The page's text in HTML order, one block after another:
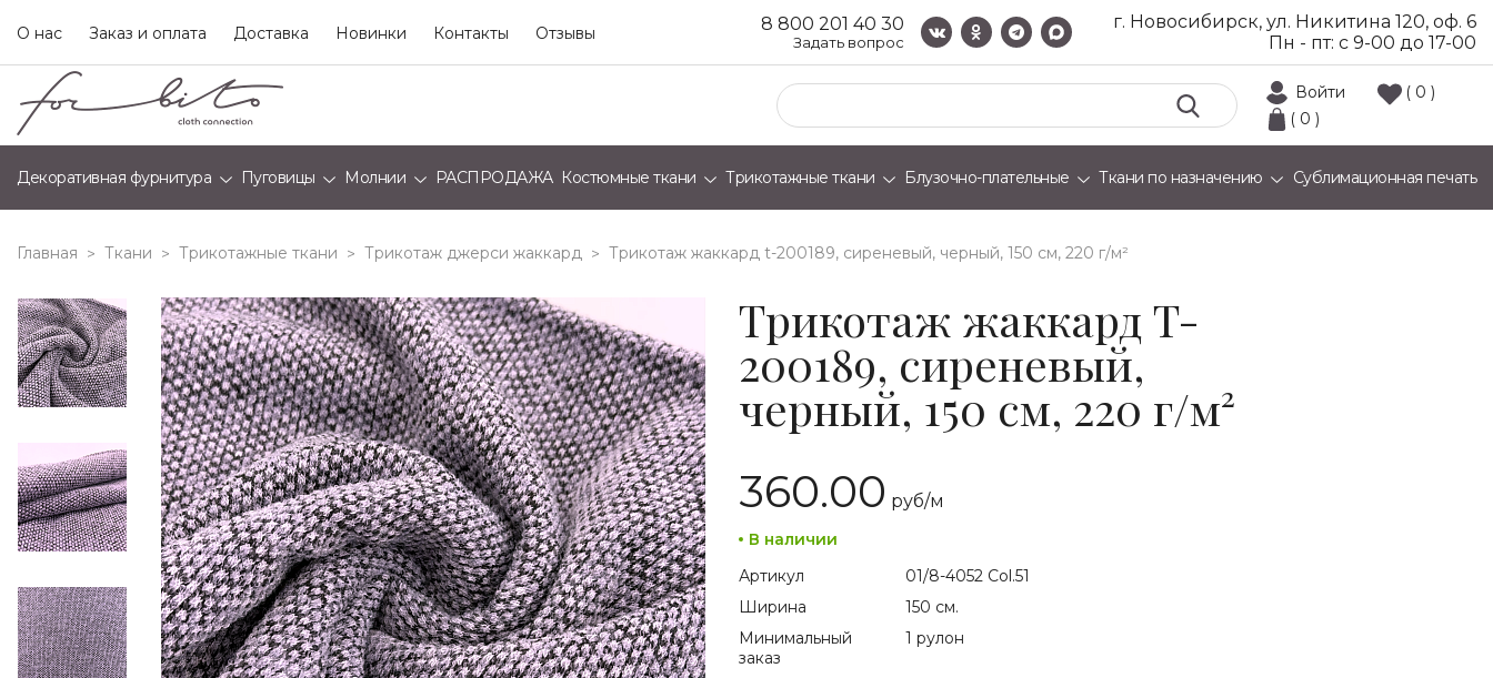
О нас Заказ и оплата Доставка Новинки Контакты Отзывы 8 800 201 40 30
Задать вопрос
г. Новосибирск, ул. Никитина 120, оф. 6
Пн - пт: с 9-00 до 17-00
Войти
( 0 )
( 0 )
Декоративная фурнитура Пуговицы Молнии РАСПРОДАЖА Костюмные ткани Трикотажные ткани Блузочно-плательные Ткани по назначению Сублимационная печать
Главная > Ткани > Трикотажные ткани > Трикотаж джерси жаккард > трикотаж жаккард t-200189, сиреневый, черный, 150 см, 220 г/м²
Трикотаж жаккард T-
200189, сиреневый,
черный, 150 см, 220 г/м²
360.00 руб/м
В наличии
Артикул
01/8-4052 Col.51
Ширина
150 см.
Минимальный
заказ
1 рулон